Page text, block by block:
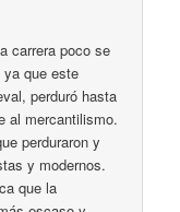
carrera poco se
que este
perduró hasta
al mercantilismo.
perduraron y
y modernos.
que la